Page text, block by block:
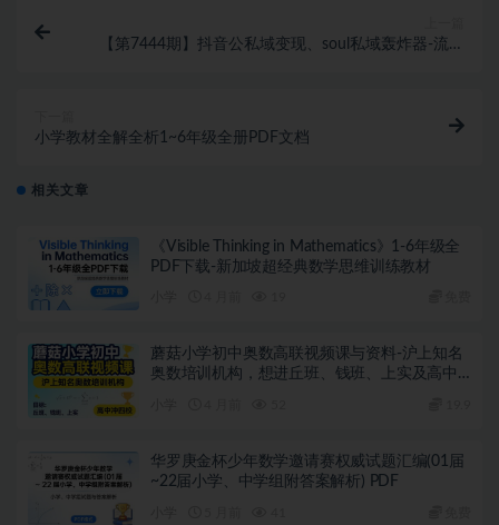
【第7444期】抖音公私域变现、soul私域轰炸器-流量
小学教材全解全析1~6年级全册PDF文档
相关文章
《Visible Thinking in Mathematics》1-6年级全
PDF下载-新加坡超经典数学思维训练教材
蘑菇小学初中奥数高联视频课与资料-沪上知名
奥数培训机构，想进丘班、钱班、上实及高中
华罗庚金杯少年数学邀请赛权威试题汇编(01届
~22届小学、中学组附答案解析) PDF